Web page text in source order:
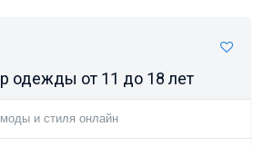
одежды от 11 до 18 лет
и стиля онлайн